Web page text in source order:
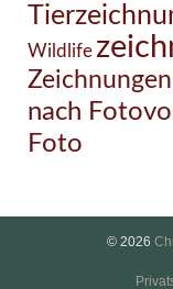
Wildlife
nach
Foto
© 2026